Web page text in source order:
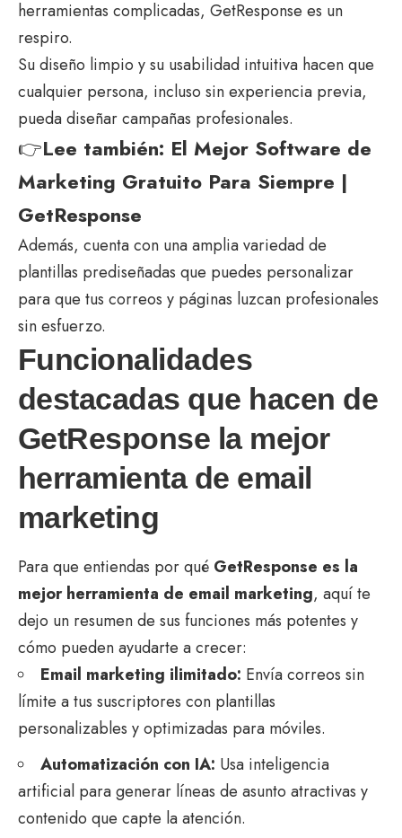
herramientas complicadas, GetResponse es un
respiro.
Su diseño limpio y su usabilidad intuitiva hacen que
cualquier persona, incluso sin experiencia previa,
pueda diseñar campañas profesionales.
👉Lee también: El Mejor Software de
Marketing Gratuito Para Siempre |
GetResponse
Además, cuenta con una amplia variedad de
plantillas prediseñadas que puedes personalizar
para que tus correos y páginas luzcan profesionales
sin esfuerzo.
Funcionalidades
destacadas que hacen de
GetResponse la mejor
herramienta de email
marketing
Para que entiendas por qué GetResponse es la
mejor herramienta de email marketing, aquí te
dejo un resumen de sus funciones más potentes y
cómo pueden ayudarte a crecer:
Email marketing ilimitado: Envía correos sin
límite a tus suscriptores con plantillas
personalizables y optimizadas para móviles.
Automatización con IA: Usa inteligencia
artificial para generar líneas de asunto atractivas y
contenido que capte la atención.